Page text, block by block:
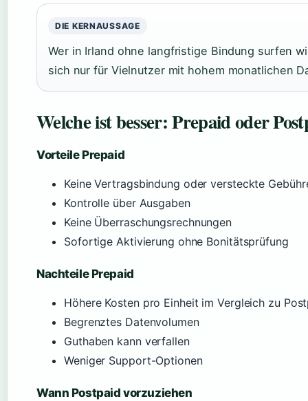
DIE KERNAUSSAGE
Wer in Irland ohne langfristige Bindung surfen
sich nur für Vielnutzer mit hohem monatlichen
Welche ist besser: Prepaid oder
Vorteile Prepaid
Keine Vertragsbindung oder versteckte
Kontrolle über Ausgaben
Keine Überraschungsrechnungen
Sofortige Aktivierung ohne Bonitätsprüfung
Nachteile Prepaid
Höhere Kosten pro Einheit im Vergleich zu
Begrenztes Datenvolumen
Guthaben kann verfallen
Weniger Support-Optionen
Wann Postpaid vorzuziehen